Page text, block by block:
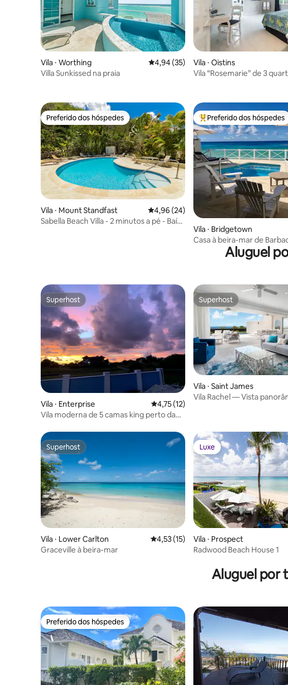
Vila ⋅ Worthing 4,94 de uma avaliação média de 5, 35
4,94 (35)
Villa Sunkissed na praia
Vila ⋅ Oistins
Vila “Rosemarie” de 3
Preferido dos hóspedes
Preferido dos hóspedes
Vila ⋅ Mount Standfast 4,96 de uma avaliação média de 5, 24
4,96 (24)
Sabella Beach Villa - 2 minutos a pé - Baía
Entre os melhores
Preferido dos hóspedes
Vila ⋅ Bridgetown
Casa à beira-mar de
lindamente restaurada
Aluguel
Superhost
Superhost
Vila ⋅ Enterprise 4,75 de uma avaliação média de 5, 12
4,75 (12)
Vila moderna de 5 camas king perto da
Superhost
Superhost
Vila ⋅ Saint James
Vila Rachel — Vista
Superhost
Superhost
Vila ⋅ Lower Carlton 4,53 de uma avaliação média de 5, 15
4,53 (15)
Graceville à beira-mar
Luxe
Luxe
Vila ⋅ Prospect
Radwood Beach House 1
Aluguel por
Preferido dos hóspedes
Preferido dos hóspedes